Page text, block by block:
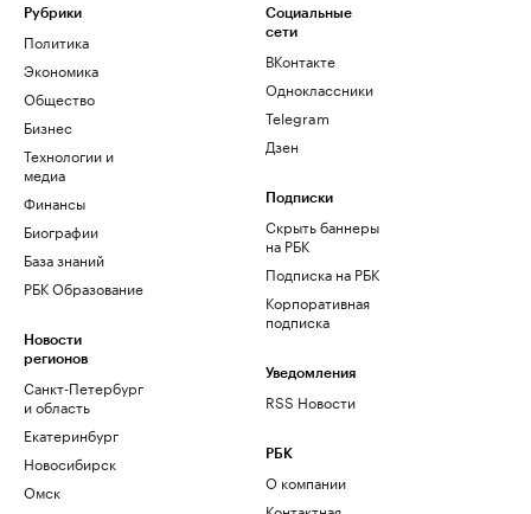
Рубрики
Политика
Экономика
Общество
Бизнес
Технологии и
медиа
Финансы
Биографии
База знаний
РБК Образование
Новости
регионов
Санкт-Петербург
и область
Екатеринбург
Новосибирск
Омск
Социальные
сети
ВКонтакте
Одноклассники
Telegram
Дзен
Подписки
Скрыть баннеры
на РБК
Подписка на РБК
Корпоративная
подписка
Уведомления
RSS Новости
РБК
О компании